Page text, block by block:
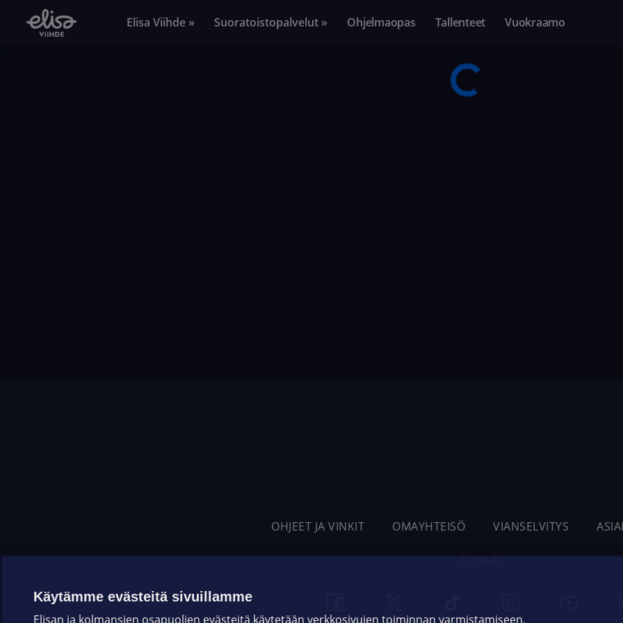
Elisa Viihde » Suoratoistopalvelut » Ohjelmaopas Tallenteet Vuokraamo
OHJEET JA VINKIT OMAYHTEISÖ VIANSELVITYS
ELISA.FI
Käytämme evästeitä sivuillamme
Elisan ja kolmansien osapuolien evästeitä käytetään verkkosivujen toiminnan varmistamiseen,